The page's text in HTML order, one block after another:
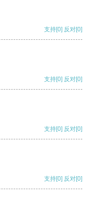
支持[0] 反对[0]
支持[0] 反对[0]
支持[0] 反对[0]
支持[0] 反对[0]